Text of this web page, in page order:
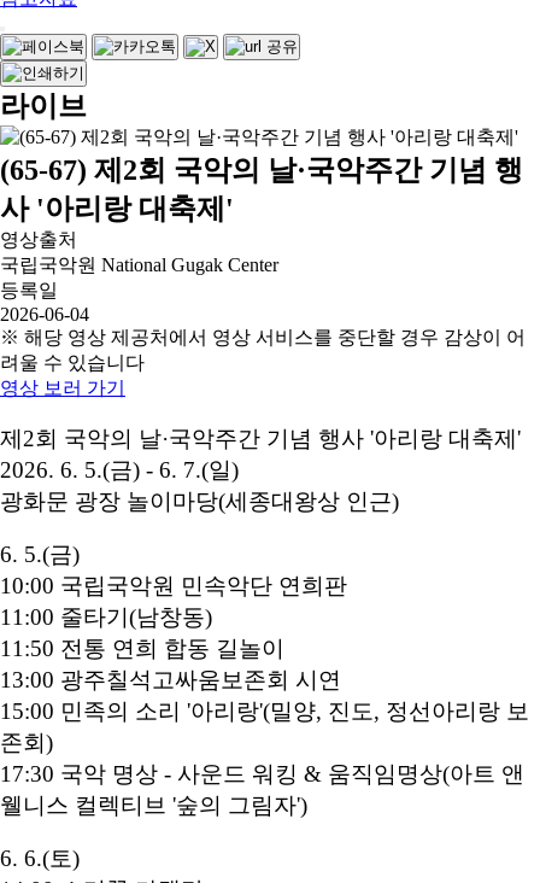
라이브
(65-67) 제2회 국악의 날·국악주간 기념 행
사 '아리랑 대축제'
영상출처
국립국악원 National Gugak Center
등록일
2026-06-04
※ 해당 영상 제공처에서 영상 서비스를 중단할 경우 감상이 어
려울 수 있습니다
영상 보러 가기
제2회 국악의 날·국악주간 기념 행사 '아리랑 대축제'
2026. 6. 5.(금) - 6. 7.(일)
광화문 광장 놀이마당(세종대왕상 인근)
6. 5.(금)
10:00 국립국악원 민속악단 연희판
11:00 줄타기(남창동)
11:50 전통 연희 합동 길놀이
13:00 광주칠석고싸움보존회 시연
15:00 민족의 소리 '아리랑'(밀양, 진도, 정선아리랑 보
존회)
17:30 국악 명상 - 사운드 워킹 & 움직임명상(아트 앤
웰니스 컬렉티브 '숲의 그림자')
6. 6.(토)